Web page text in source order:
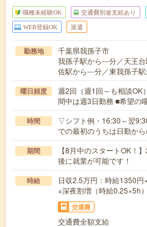
職種未経験OK 交通費別途支給あり
WEB登録OK 派遣
勤務地
千葉県我孫子市
我孫子駅から---分／天王
佐駅から---分／東我孫子
曜日頻度
週2回（週1回～も相談OK
間中は週3日勤務 ■希望の
時間
▽シフト例・16:30～翌
での最初のうちは日勤か
期間
【8月中のスタートOK！
後に就業が可能です！
時給
日収2.5万円：時給1350円
+深夜割増（時給0.25×5h）
交通費
交通費全額支給